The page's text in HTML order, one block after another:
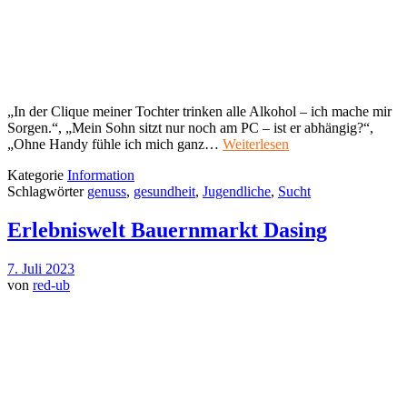
„In der Clique meiner Tochter trinken alle Alkohol – ich mache mir
Sorgen.“, „Mein Sohn sitzt nur noch am PC – ist er abhängig?“,
„Ohne Handy fühle ich mich ganz… Weiterlesen
Kategorie Information
Schlagwörter genuss, gesundheit, Jugendliche, Sucht
Erlebniswelt Bauernmarkt Dasing
7. Juli 2023
von red-ub